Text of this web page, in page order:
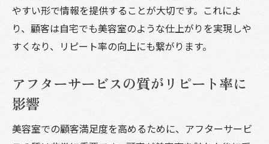
やすい形で情報を提供することが大切です。これによ
り、顧客は自宅でも美容室のような仕上がりを実現しや
すくなり、リピート率の向上にも繋がります。
アフターサービスの質がリピート率に
影響
美容室での顧客満足度を高めるために、アフターサービ